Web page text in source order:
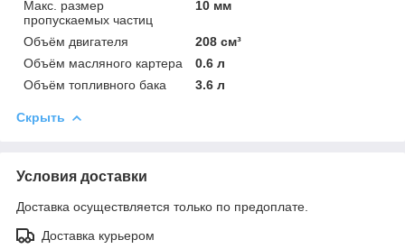
Макс. размер
пропускаемых частиц
10 мм
Объём двигателя
208 см³
Объём масляного картера
0.6 л
Объём топливного бака
3.6 л
Скрыть
Условия доставки
Доставка осуществляется только по предоплате.
Доставка курьером